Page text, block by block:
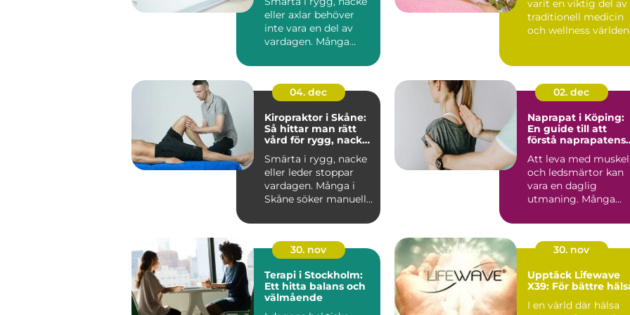
eller axlar behöver
inte vara en del av
vardagen. Många
och...
varit en viktig del av
traditionell medicin
och wellness världen
04. dec
Kiropraktor i Skåne:
Så hittar man rätt
vård för rygg, nacke
Smärta i rygg, nacke
eller leder stoppar
vardagen. Många i
Skåne söker manuell...
02. dec
Naprapat i Köping:
En guide till att
förstå naprapatens
Att leva med
och ledsmärtor kan
vara en daglig
utmaning. Många
30. nov
Terapi i Stockholm:
Ett hitta balans och
välmående
30. nov
Upptäck Lifewave
X39: För bättre
I en värld där hälsa